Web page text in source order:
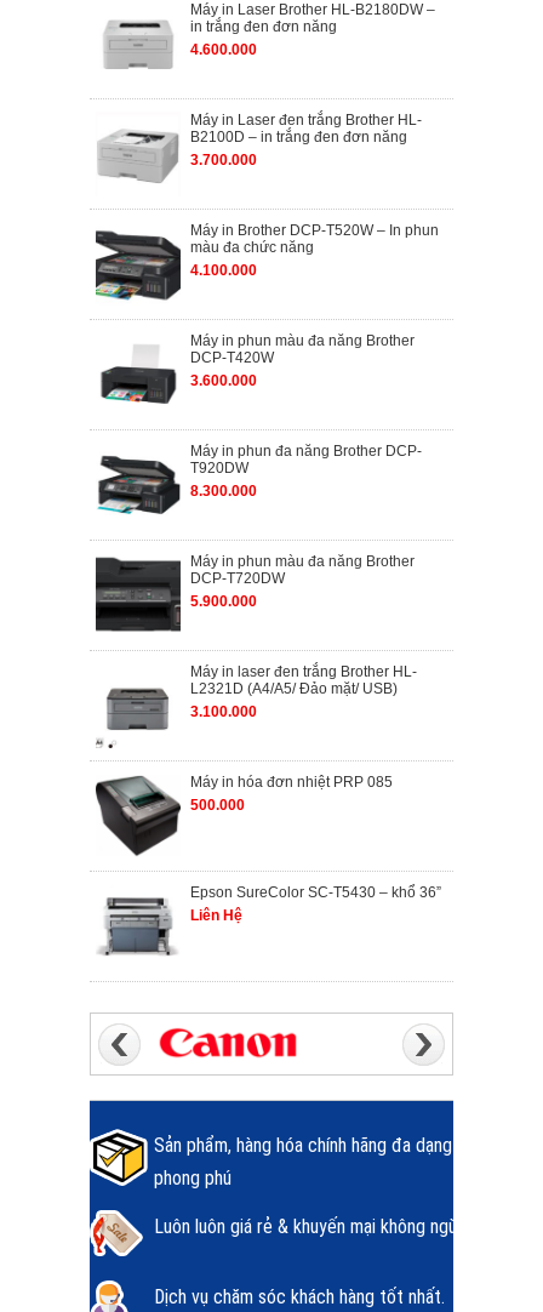
Máy in Laser Brother HL-B2180DW –
in trắng đen đơn năng
4.600.000
Máy in Laser đen trắng Brother HL-
B2100D – in trắng đen đơn năng
3.700.000
Máy in Brother DCP-T520W – In phun
màu đa chức năng
4.100.000
Máy in phun màu đa năng Brother
DCP-T420W
3.600.000
Máy in phun đa năng Brother DCP-
T920DW
8.300.000
Máy in phun màu đa năng Brother
DCP-T720DW
5.900.000
Máy in laser đen trắng Brother HL-
L2321D (A4/A5/ Đảo mặt/ USB)
3.100.000
Máy in hóa đơn nhiệt PRP 085
500.000
Epson SureColor SC-T5430 – khổ 36”
Liên Hệ
Sản phẩm, hàng hóa chính hãng đa dạng
phong phú
Luôn luôn giá rẻ & khuyến mại không ngừng.
Dịch vụ chăm sóc khách hàng tốt nhất.